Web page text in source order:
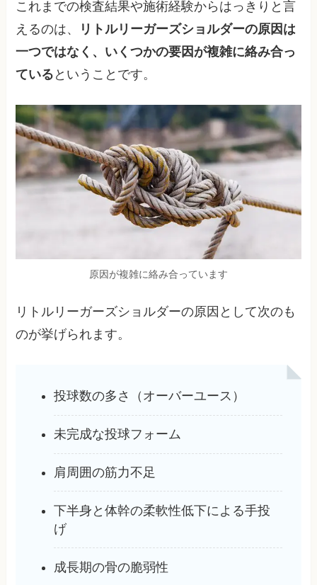
これまでの検査結果や施術経験からはっきりと言
えるのは、
リトルリーガーズショルダーの原因は
一つではなく、いくつかの要因が複雑に絡み合っ
ている ということです。
原因が複雑に絡み合っています
リトルリーガーズショルダーの原因として次のも
のが挙げられます。
投球数の多さ（オーバーユース）
未完成な投球フォーム
肩周囲の筋力不足
下半身と体幹の柔軟性低下による手投
げ
成長期の骨の脆弱性